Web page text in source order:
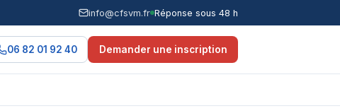
info@cfsvm.fr Réponse sous 48 h
06 82 01 92 40 Demander une inscription